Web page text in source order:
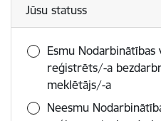
Jūsu statuss
Esmu Nodarbinātības
reģistrēts/-a
meklētājs/-a
Neesmu